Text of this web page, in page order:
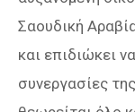
Σαουδική
και επιδιώκει
συνεργασίες